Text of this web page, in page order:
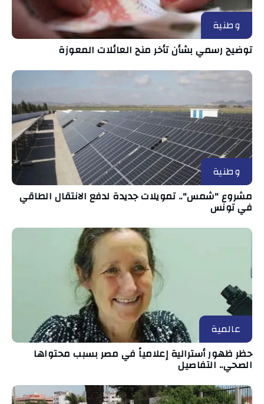
وطنية
توضيح رسمي بشأن تأخر منح العائلات المعوزة
وطنية
مشروع "شمس".. تمويلات جديدة لدفع الانتقال الطاقي
في تونس
عالمية
حظر ظهور أسترالية إعلامياً في مصر بسبب محتواها
الصحي.. التفاصيل